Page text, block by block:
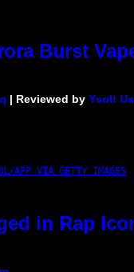
Burst
| Reviewed by Ysolt
AFP VIA GETTY IMAGES
in Rap